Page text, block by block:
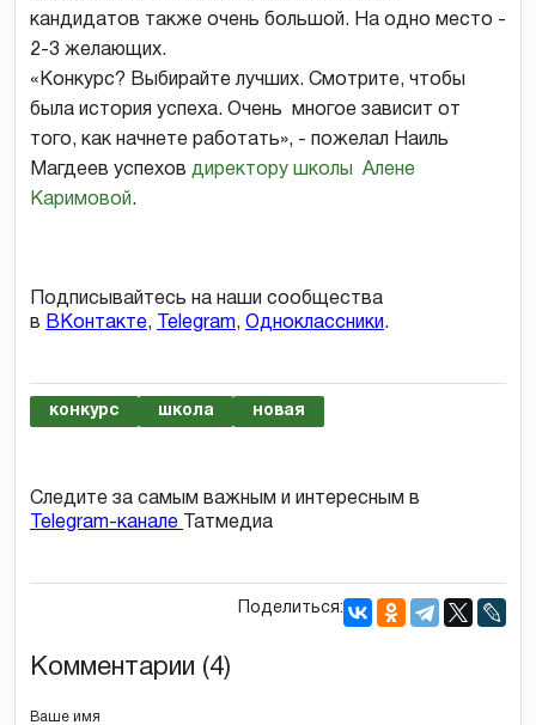
кандидатов также очень большой. На одно место -
2-3 желающих.
«Конкурс? Выбирайте лучших. Смотрите, чтобы
была история успеха. Очень многое зависит от
того, как начнете работать», - пожелал Наиль
Магдеев успехов директору школы Алене
Каримовой.
Подписывайтесь на наши сообщества
в ВКонтакте, Telegram, Одноклассники.
конкурс школа новая
Следите за самым важным и интересным в
Telegram-канале
Татмедиа
Поделиться:
Комментарии (4)
Ваше имя